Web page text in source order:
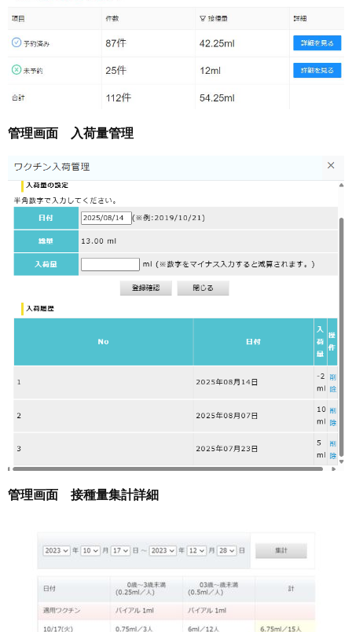
管理画面 入荷量管理
管理画面 接種量集計詳細